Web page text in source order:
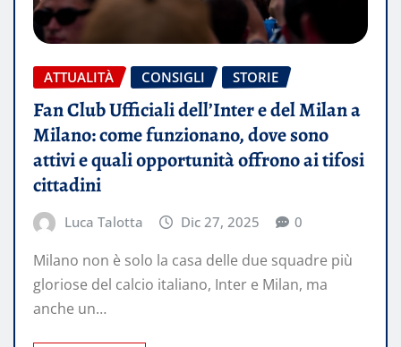
ATTUALITÀ CONSIGLI STORIE
Fan Club Ufficiali dell’Inter e del Milan a
Milano: come funzionano, dove sono
attivi e quali opportunità offrono ai tifosi
cittadini
Luca Talotta Dic 27, 2025 0
Milano non è solo la casa delle due squadre più
gloriose del calcio italiano, Inter e Milan, ma
anche un…